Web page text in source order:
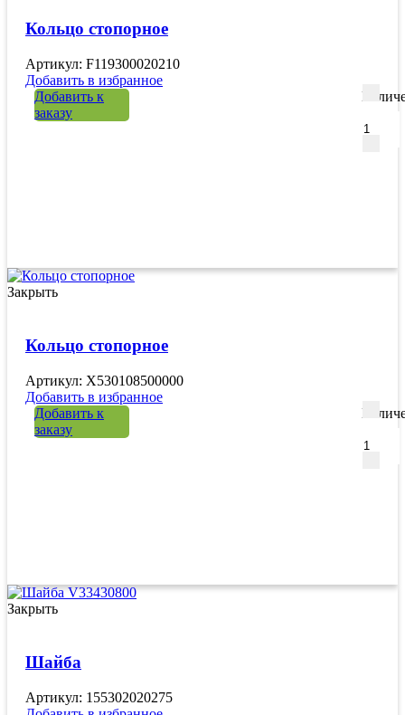
Кольцо стопорное
Артикул: F119300020210
Добавить в избранное
Добавить к
заказу
Закрыть
Кольцо стопорное
Артикул: X530108500000
Добавить в избранное
Добавить к
заказу
Закрыть
Шайба
Артикул: 155302020275